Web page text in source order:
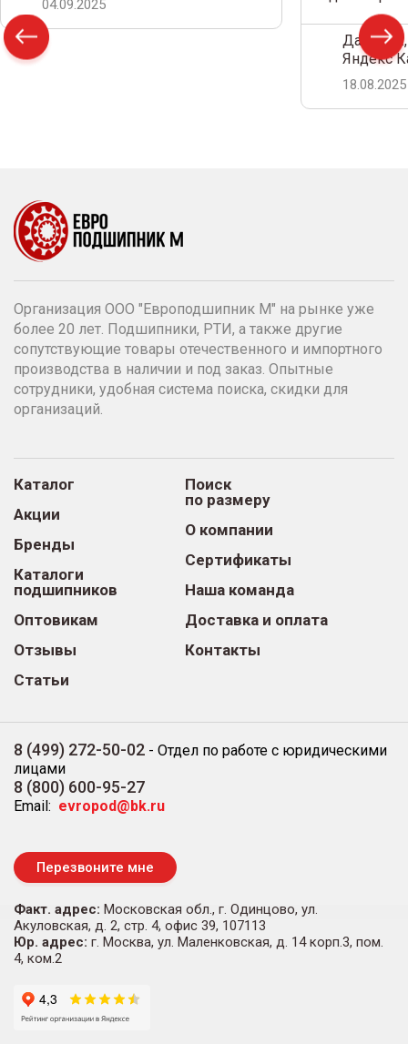
04.09.2025
Дамир
Яндекс
18.08.2025
Организация ООО "Европодшипник М" на рынке уже
более 20 лет. Подшипники, РТИ, а также другие
сопутствующие товары отечественного и импортного
производства в наличии и под заказ. Опытные
сотрудники, удобная система поиска, скидки для
организаций.
Каталог
Акции
Бренды
Каталоги
подшипников
Оптовикам
Отзывы
Статьи
Поиск
по размеру
О компании
Сертификаты
Наша команда
Доставка и оплата
Контакты
8 (499) 272-50-02 - Отдел по работе с юридическими
лицами
8 (800) 600-95-27
Email: evropod@bk.ru
Перезвоните мне
Факт. адрес: Московская обл., г. Одинцово, ул.
Акуловская, д. 2, стр. 4, офис 39, 107113
Юр. адрес: г. Москва, ул. Маленковская, д. 14 корп.3, пом.
4, ком.2